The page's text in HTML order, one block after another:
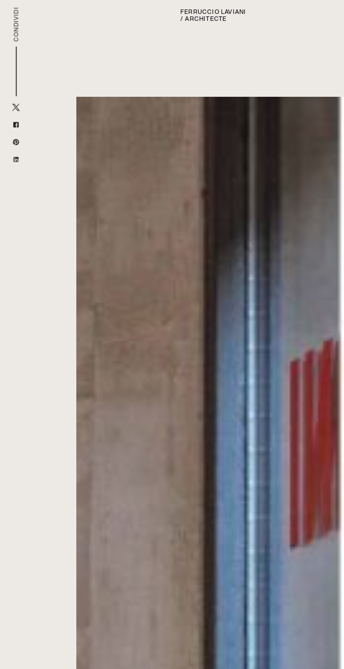
CONDIVIDI
FERRUCCIO LAVIANI
/ ARCHITECTE